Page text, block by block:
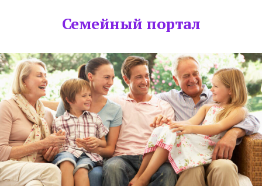
Семейный портал